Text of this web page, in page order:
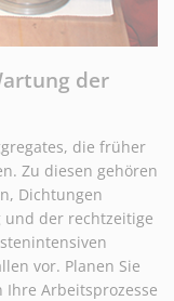
der
die früher
Zu diesen gehören
Dichtungen
und der rechtzeitige
vor. Planen Sie
Ihre Arbeitsprozesse